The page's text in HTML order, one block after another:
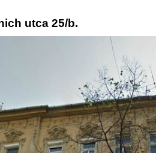
utca 25/b.